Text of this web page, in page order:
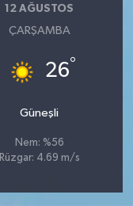
12 AĞUSTOS
ÇARŞAMBA
26°
Güneşli
Nem: %56
Rüzgar: 4.69 m/s